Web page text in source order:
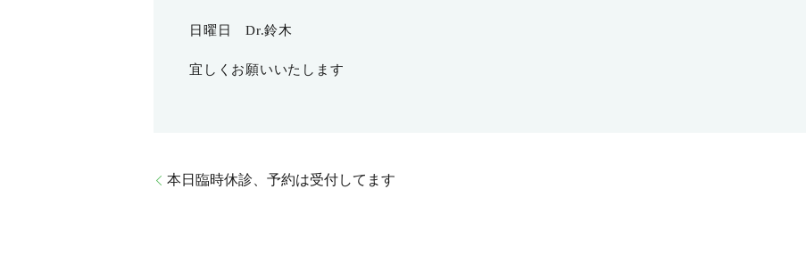
日曜日 Dr.鈴木
宜しくお願いいたします
本日臨時休診、予約は受付してます